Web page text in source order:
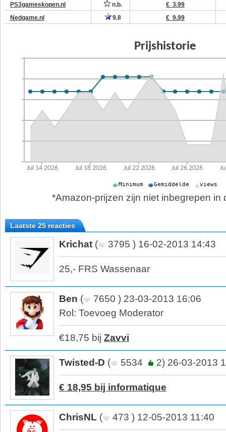
PS3gameskopen.nl
n.b.
€ 3.99
Nedgame.nl
9.8 € 9.99
*Amazon-prijzen zijn niet inbegrepen in
Laatste 25 reacties
Krichat ( 3795 ) 16-02-2013 14:43
25,- FRS Wassenaar
Ben (
7650 ) 23-03-2013 16:06
Rol: Toevoeg Moderator
€18,75 bij Zavvi
Twisted-D ( 5534 2) 26-03-2013
€ 18,95 bij informatique
ChrisNL ( 473 ) 12-05-2013 11:40